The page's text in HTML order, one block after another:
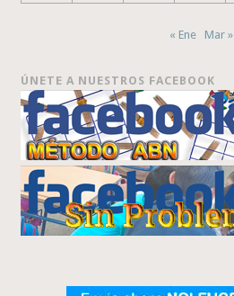
« Ene Mar »
ÚNETE A NUESTROS FACEBOOK